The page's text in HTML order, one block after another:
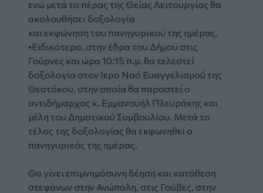
ενώ μετά το πέρας της Θείας Λειτουργίας θα
ακολουθήσει δοξολογία
και εκφώνηση του πανηγυρικού της ημέρας.
•Ειδικότερα, στην έδρα του Δήμου στις
Γούρνες και ώρα 10:15 π.μ. θα τελεστεί
δοξολογία στον Ιερό Ναό Ευαγγελισμού της
Θεοτόκου, στην οποία θα παραστεί ο
αντιδήμαρχος κ. Εμμανουήλ Πλευράκης και
μέλη του Δημοτικού Συμβουλίου. Μετά το
τέλος της δοξολογίας θα εκφωνηθεί ο
πανηγυρικός της ημέρας.
Θα γίνει επιμνημόσυνη δέηση και κατάθεση
στεφάνων στην Ανώπολη, στις Γούβες, στην